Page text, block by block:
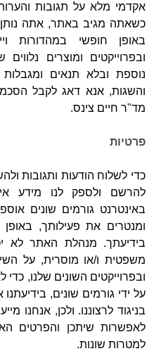
אקדמי מלא על תגובות
כשאתה מגיב באתר, אתה
באופן חופשי במהדורות
ובפרוייקטים ומוצרים
נוספת ובלא תנאים
והשגות, אנא דאג לקבל
מד"ר חיים צינס.
פרטיות
כדי לשלוח הודעות ותגובות
להרשם ולספק לנו מידע
באינטרנט גורמים שונים
ומנטרים את פעילותך,
בידיעתך. מנהלת האתר לא
משפטית ו/או מוסרית, על
ובפרוייקטים השונים שלנו,
על ידי גורמים שונים,
בניגוד לרצוננו. ולכן, אנחנו
לאפשרות שיתכן והפרטים
למטרות שונות.